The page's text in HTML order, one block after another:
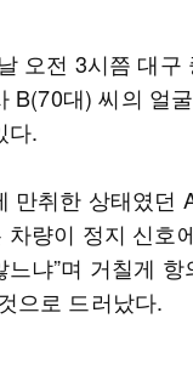
오전 3시쯤 대
B(70대) 씨의 얼
다.
만취한 상태였던
량이 정지 신호
냐”며 거칠게
으로 드러났다.